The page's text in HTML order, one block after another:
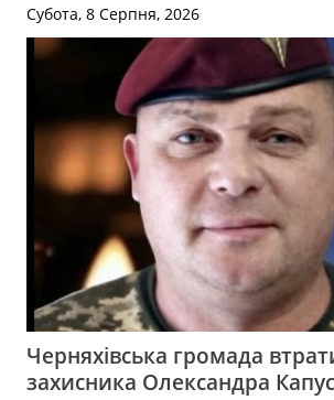
Субота, 8 Серпня, 2026
Черняхівська громада
захисника Олександра